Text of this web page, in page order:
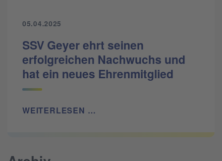
05.04.2025
SSV Geyer ehrt seinen
erfolgreichen Nachwuchs und
hat ein neues Ehrenmitglied
WEITERLESEN …